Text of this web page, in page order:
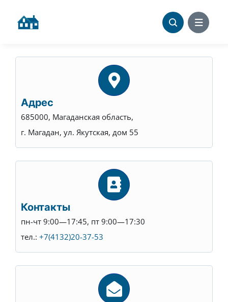
Адрес
685000, Магаданская область,
г. Магадан, ул. Якутская, дом 55
Контакты
пн-чт 9:00—17:45, пт 9:00—17:30
тел.: +7(4132)20-37-53